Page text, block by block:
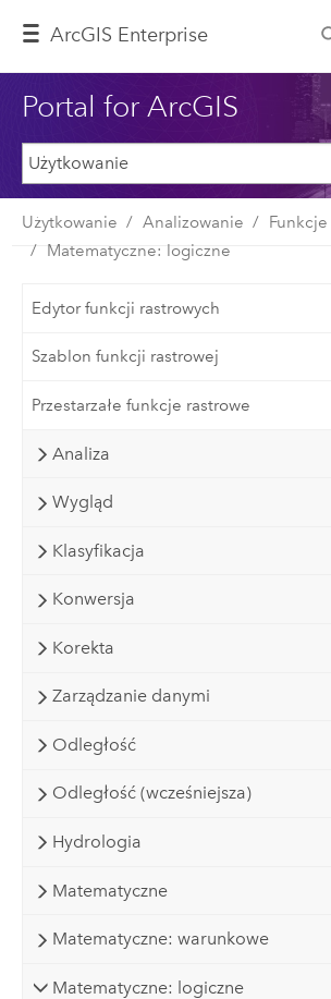
ArcGIS Enterprise
Portal for ArcGIS
Użytkowanie Analizowanie
Matematyczne: logiczne
Edytor funkcji rastrowych
Szablon funkcji rastrowej
Przestarzałe funkcje rastrowe
Analiza
Wygląd
Klasyfikacja
Konwersja
Korekta
Zarządzanie danymi
Odległość
Odległość (wcześniejsza)
Hydrologia
Matematyczne
Matematyczne: warunkowe
Matematyczne: logiczne